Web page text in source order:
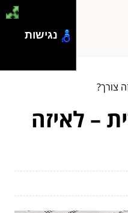
צורך?
– לאיזה
נגישות